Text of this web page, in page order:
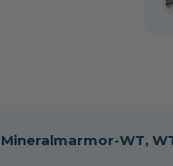
WT,